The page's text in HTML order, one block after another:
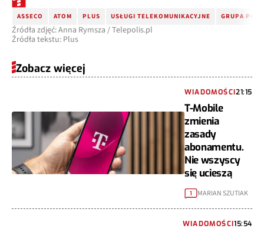
ASSECO ATOM PLUS USŁUGI TELEKOMUNIKACYJNE GRUPA
Źródła zdjęć: Anna Rymsza / Telepolis.pl
Źródła tekstu: Plus
Zobacz więcej
WIADOMOŚCI21:15
T-Mobile
zmienia
zasady
abonamentu.
Nie wszyscy
się ucieszą
1 MARIAN SZUTIAK
WIADOMOŚCI15:54